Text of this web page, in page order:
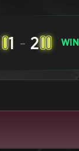
1 - 2 WIN